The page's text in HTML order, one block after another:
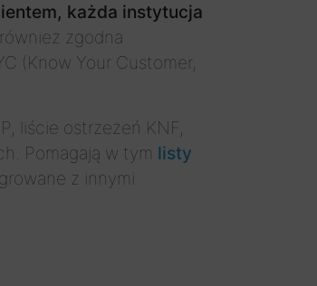
każda instytucja
zgodna
(Know Your Customer,
liście ostrzeżeń KNF,
Pomagają w tym listy
z innymi